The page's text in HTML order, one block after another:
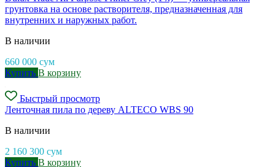
грунтовка на основе растворителя, предназначенная для
внутренних и наружных работ.
В наличии
660 000 сум
Купить В корзину
Быстрый просмотр
Ленточная пила по дереву ALTECO WBS 90
В наличии
2 160 300 сум
Купить В корзину